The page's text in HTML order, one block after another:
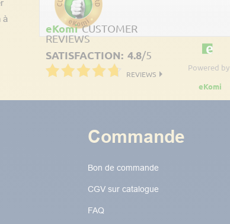
à
eKomi CUSTOMER
REVIEWS
SATISFACTION: 4.8/5
REVIEWS
Powered by
eKomi
Commande
Bon de commande
CGV sur catalogue
FAQ